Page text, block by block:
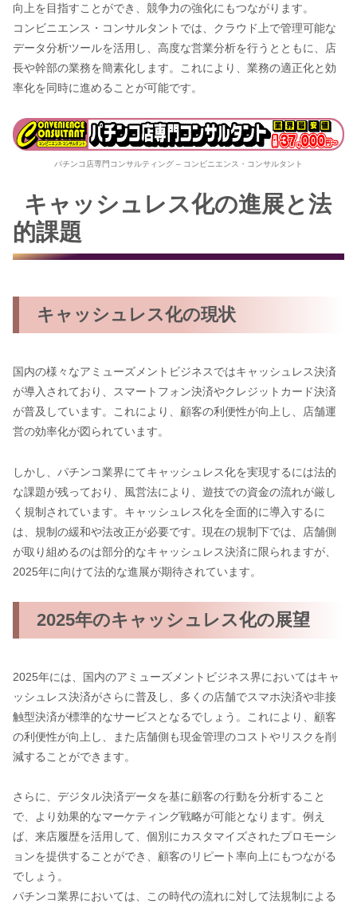
向上を目指すことができ、競争力の強化にもつながります。
コンビニエンス・コンサルタントでは、クラウド上で管理可能な
データ分析ツールを活用し、高度な営業分析を行うとともに、店
長や幹部の業務を簡素化します。これにより、業務の適正化と効
率化を同時に進めることが可能です。
パチンコ店専門コンサルティング – コンビニエンス・コンサルタント
キャッシュレス化の進展と法
的課題
キャッシュレス化の現状
国内の様々なアミューズメントビジネスではキャッシュレス決済
が導入されており、スマートフォン決済やクレジットカード決済
が普及しています。これにより、顧客の利便性が向上し、店舗運
営の効率化が図られています。
しかし、パチンコ業界にてキャッシュレス化を実現するには法的
な課題が残っており、風営法により、遊技での資金の流れが厳し
く規制されています。キャッシュレス化を全面的に導入するに
は、規制の緩和や法改正が必要です。現在の規制下では、店舗側
が取り組めるのは部分的なキャッシュレス決済に限られますが、
2025年に向けて法的な進展が期待されています。
2025年のキャッシュレス化の展望
2025年には、国内のアミューズメントビジネス界においてはキャ
ッシュレス決済がさらに普及し、多くの店舗でスマホ決済や非接
触型決済が標準的なサービスとなるでしょう。これにより、顧客
の利便性が向上し、また店舗側も現金管理のコストやリスクを削
減することができます。
さらに、デジタル決済データを基に顧客の行動を分析すること
で、より効果的なマーケティング戦略が可能となります。例え
ば、来店履歴を活用して、個別にカスタマイズされたプロモーシ
ョンを提供することができ、顧客のリピート率向上にもつながる
でしょう。
パチンコ業界においては、この時代の流れに対して法規制による